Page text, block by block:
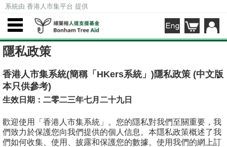
系統由 香港人市集平台 提供
隱私政策
香港人市集系統(簡稱「HKers系統」)隱私政策 (中文版
本只供參考)
生效日期：二零二三年七月二十九日
歡迎使用「香港人市集系統」。您的隱私對我們至關重要，我
們致力於保護您向我們提供的個人信息。本隱私政策概述了我
們如何收集、使用、披露和保護您的數據。使用我們的網上訂